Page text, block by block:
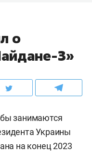
о
3»
занимаются
Украины
на конец 2023